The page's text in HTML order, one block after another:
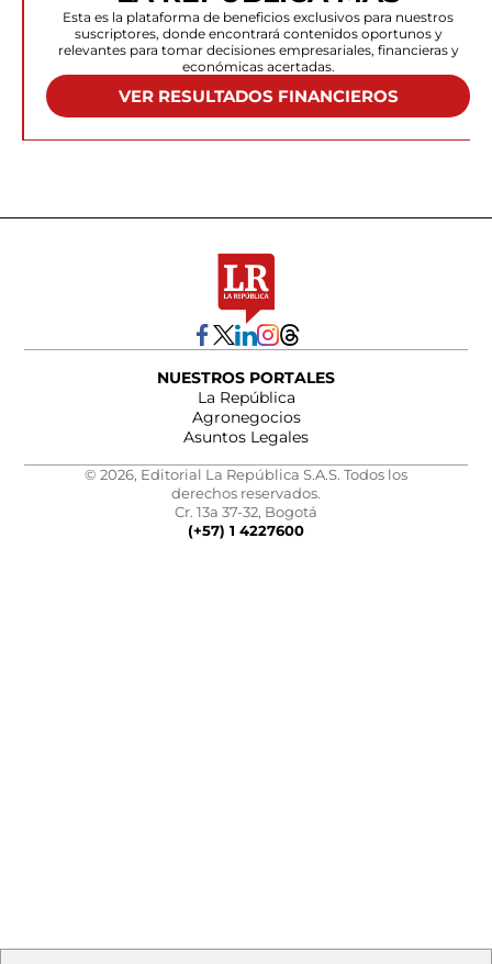
Esta es la plataforma de beneficios exclusivos para nuestros
suscriptores, donde encontrará contenidos oportunos y
relevantes para tomar decisiones empresariales, financieras y
económicas acertadas.
VER RESULTADOS FINANCIEROS
NUESTROS PORTALES
La República
Agronegocios
Asuntos Legales
© 2026, Editorial La República S.A.S. Todos los
derechos reservados.
Cr. 13a 37-32, Bogotá
(+57) 1 4227600